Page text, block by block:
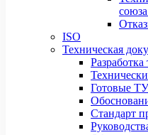
ISO
Техническая
Готовые ТУ
Стандарт